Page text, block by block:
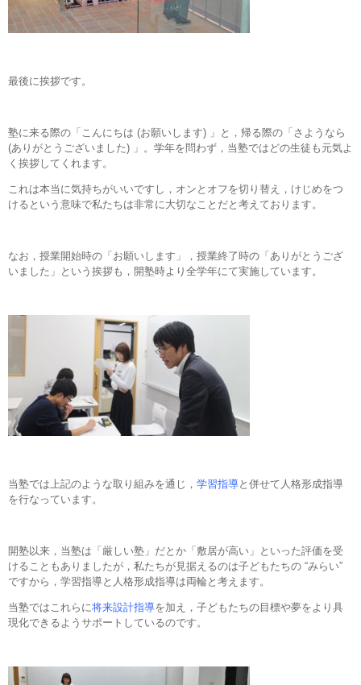
最後に挨拶です。
塾に来る際の「こんにちは (お願いします) 」と，帰る際の「さようなら
(ありがとうございました) 」。学年を問わず，当塾ではどの生徒も元気よ
く挨拶してくれます。
これは本当に気持ちがいいですし，オンとオフを切り替え，けじめをつ
けるという意味で私たちは非常に大切なことだと考えております。
なお，授業開始時の「お願いします」，授業終了時の「ありがとうござ
いました」という挨拶も，開塾時より全学年にて実施しています。
当塾では上記のような取り組みを通じ， 学習指導と併せて人格形成指導
を行なっています。
開塾以来，当塾は「厳しい塾」だとか「敷居が高い」といった評価を受
けることもありましたが，私たちが見据えるのは子どもたちの “みらい”
ですから，学習指導と人格形成指導は両輪と考えます。
当塾ではこれらに将来設計指導を加え，子どもたちの目標や夢をより具
現化できるようサポートしているのです。